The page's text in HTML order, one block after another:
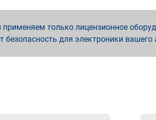
только лицензионное
безопасность для электроники вашего